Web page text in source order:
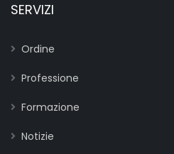
SERVIZI
Ordine
Professione
Formazione
Notizie